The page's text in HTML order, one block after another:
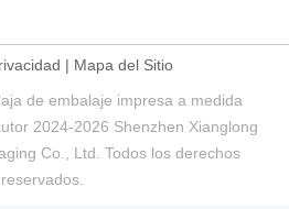
| Mapa del Sitio
de embalaje impresa a medida
2024-2026 Shenzhen Xianglong
Co., Ltd. Todos los derechos
reservados.